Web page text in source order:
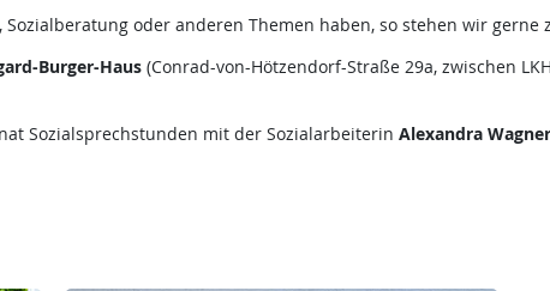
oder anderen Themen haben, so stehen wir
Burger-Haus(Conrad-von-Hötzendorf-Straße 29a, zwischen
Sozialsprechstunden mit der Sozialarbeiterin Alexandra Wagner